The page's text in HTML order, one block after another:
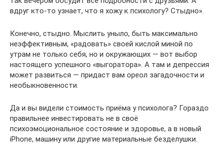
вдруг кто‑то узнает, что я хожу к психологу? Стыдно».
Конечно, стыдно. Мыслить уныло, быть максимально
неэффективным, «радовать» своей кислой миной по
утрам не только себя, но и окружающих — вот выбор
настоящего успешного «выгоратора». А там и депрессия
может развиться — придаст вам ореол загадочности и
необыкновенности.
Да и вы видели стоимость приёма у психолога? Гораздо
правильнее инвестировать не в своё
психоэмоциональное состояние и здоровье, а в новый
iPhone, машину или другие материальные безделушки.